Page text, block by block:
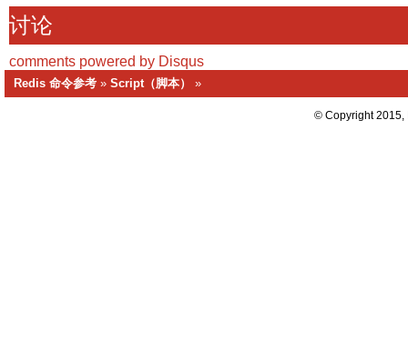
讨论
comments powered by Disqus
Redis 命令参考 » Script（脚本） »
© Copyright